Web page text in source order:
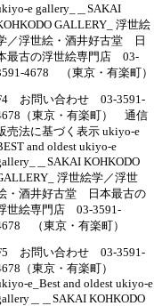
e gallery_＿SAKAI
GALLERY_ 浮世絵
／浮世絵・酒井好古堂 日
最古の浮世絵専門店 03-
4678 （東京・有楽町）
お問い合わせ 03-3591-
（東京・有楽町） 通信
売法に基づく表示 ukiyo-e
and oldest ukiyo-e
＿SAKAI KOHKODO
浮世絵学／浮世
・酒井好古堂 日本最古の
世絵専門店 03-3591-
（東京・有楽町）
お問い合わせ 03-3591-
（東京・有楽町）
e_Best and oldest ukiyo-e
＿＿SAKAI KOHKODO